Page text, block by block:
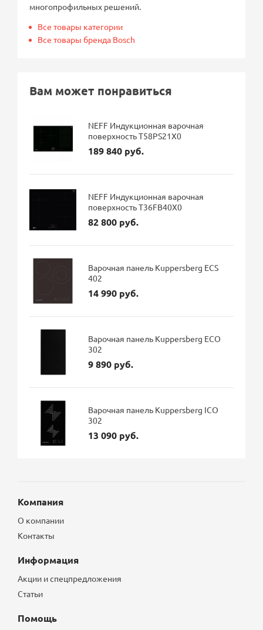
многопрофильных решений.
Все товары категории
Все товары бренда Bosch
Вам может понравиться
NEFF Индукционная варочная
поверхность T58PS21X0
189 840 руб.
NEFF Индукционная варочная
поверхность T36FB40X0
82 800 руб.
Варочная панель Kuppersberg ECS
402
14 990 руб.
Варочная панель Kuppersberg ECO
302
9 890 руб.
Варочная панель Kuppersberg ICO
302
13 090 руб.
Компания
О компании
Контакты
Информация
Акции и спецпредложения
Статьи
Помощь